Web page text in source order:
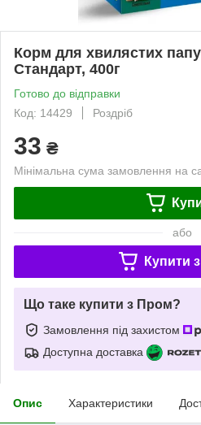
Корм для хвилястих
Стандарт, 400г
Готово до відправки
Код: 14429
Роздріб
33 ₴
Мінімальна сума замовлення на
або
Купити з
Що таке купити з Пром?
Замовлення під захистом
Доступна доставка
Опис Характеристики